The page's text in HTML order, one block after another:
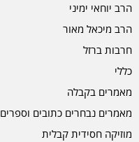
הרב יוחאי ימיני
הרב מיכאל מאור
חרבות ברזל
כללי
מאמרים בקבלה
מאמרים נבחרים כתובים וספרים
מוזיקה חסידית קבלית